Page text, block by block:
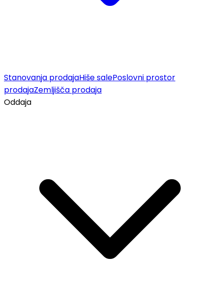
Stanovanja prodajaHiše salePoslovni prostor
prodajaZemljišča prodaja
Oddaja